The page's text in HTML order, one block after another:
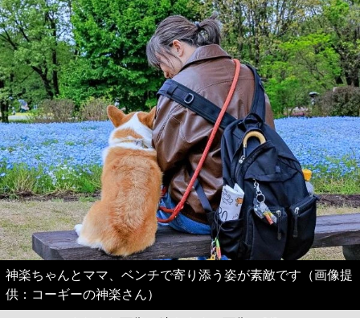
神楽ちゃんとママ、ベンチで寄り添う姿が素敵です（画像提
供：コーギーの神楽さん）